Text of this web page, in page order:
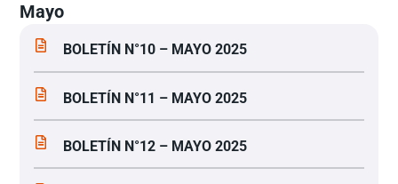
Mayo
BOLETÍN N°10 – MAYO 2025
BOLETÍN N°11 – MAYO 2025
BOLETÍN N°12 – MAYO 2025